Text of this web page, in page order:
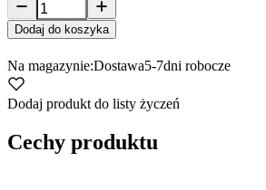
Dodaj do koszyka
Na magazynie:Dostawa5-7dni robocze
Dodaj produkt do listy życzeń
Cechy produktu